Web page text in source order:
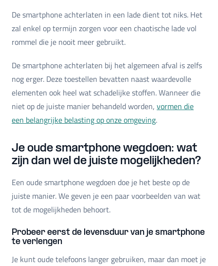
De smartphone achterlaten in een lade dient tot niks. Het
zal enkel op termijn zorgen voor een chaotische lade vol
rommel die je nooit meer gebruikt.
De smartphone achterlaten bij het algemeen afval is zelfs
nog erger. Deze toestellen bevatten naast waardevolle
elementen ook heel wat schadelijke stoffen. Wanneer die
niet op de juiste manier behandeld worden, vormen die
een belangrijke belasting op onze omgeving.
Je oude smartphone wegdoen: wat
zijn dan wel de juiste mogelijkheden?
Een oude smartphone wegdoen doe je het beste op de
juiste manier. We geven je een paar voorbeelden van wat
tot de mogelijkheden behoort.
Probeer eerst de levensduur van je smartphone
te verlengen
Je kunt oude telefoons langer gebruiken, maar dan moet je